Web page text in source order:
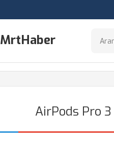
MrtHaber
AirPods Pro 3